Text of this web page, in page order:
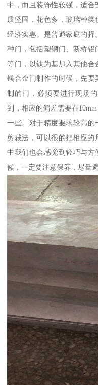
中，而且装饰性较强，适
质坚固，花色多，玻璃种
经济实惠。是普通家庭的
种门，包括塑钢门、断桥
等门，以钛为基加入其他
镁合金门制作的时候，先
制的门，必须要进行现场
到，相应的偏差需要在
一些。对于精度要求较高的
剪裁法，可以很的把相应的
中我们也会感觉到轻巧与
候，一定要注意保养，尽量